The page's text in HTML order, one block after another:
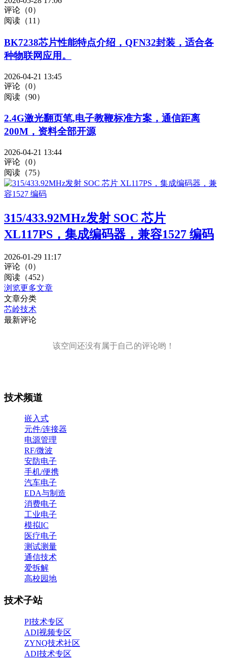
评论（0）
阅读（11）
BK7238芯片性能特点介绍，QFN32封装，适合各
种物联网应用。
2026-04-21 13:45
评论（0）
阅读（90）
2.4G激光翻页笔,电子教鞭标准方案，通信距离
200M，资料全部开源
2026-04-21 13:44
评论（0）
阅读（75）
315/433.92MHz发射 SOC 芯片
XL117PS，集成编码器，兼容1527 编码
2026-01-29 11:17
评论（0）
阅读（452）
浏览更多文章
文章分类
芯岭技术
最新评论
该空间还没有属于自己的评论哟！
技术频道
嵌入式
元件/连接器
电源管理
RF/微波
安防电子
手机/便携
汽车电子
EDA与制造
消费电子
工业电子
模拟IC
医疗电子
测试测量
通信技术
爱拆解
高校园地
技术子站
PI技术专区
ADI视频专区
ZYNQ技术社区
ADI技术专区